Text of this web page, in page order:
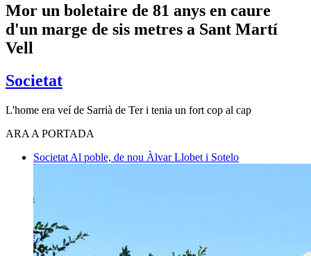
Mor un boletaire de 81 anys en caure
d'un marge de sis metres a Sant Martí
Vell
Societat
L'home era veí de Sarrià de Ter i tenia un fort cop al cap
ARA A PORTADA
Societat Al poble, de nou Àlvar Llobet i Sotelo